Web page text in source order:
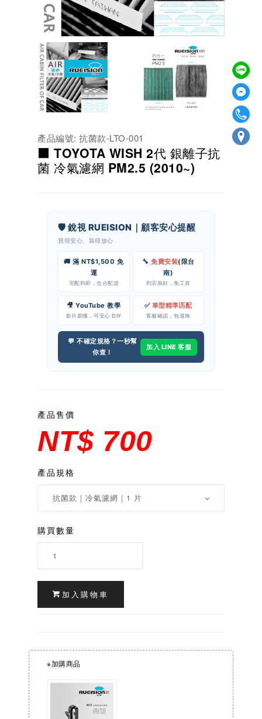
產品編號: 抗菌款-LTO-001
🟩 TOYOTA WISH 2代 銀離子抗
菌 冷氣濾網 PM2.5 (2010~)
🛡️ 銳視 RUEISION｜顧客安心提醒
買得安心、裝得放心
🚚 滿 NT$1,500 免
運
宅配到府，全台配送
🔧 免費安裝(限台
南)
到店裝好，免工資
🎥 YouTube 教學
影片易懂，可安心 DIY
✅ 車型精準匹配
客服確認，包退換
💬 不確定規格？一秒幫
你查！
加入 LINE 客服
產品售價
NT$ 700
產品規格
購買數量
加入購物車
※加購商品